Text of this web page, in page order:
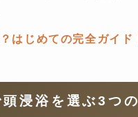
はじめての完全ガイド
浸浴を選ぶ3つ